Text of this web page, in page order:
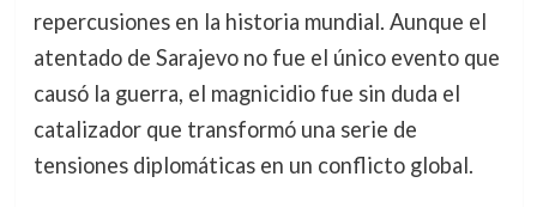
repercusiones en la historia mundial. Aunque el
atentado de Sarajevo no fue el único evento que
causó la guerra, el magnicidio fue sin duda el
catalizador que transformó una serie de
tensiones diplomáticas en un conflicto global.